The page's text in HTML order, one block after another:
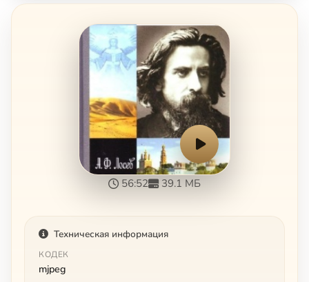
56:52 39.1 МБ
Техническая информация
КОДЕК
mjpeg